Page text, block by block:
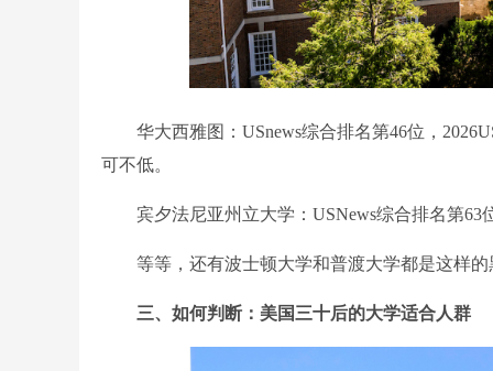
华大西雅图：USnews综合排名第46位，
可不低。
宾夕法尼亚州立大学：USNews综合排名第63
等等，还有波士顿大学和普渡大学都是这样的
三、如何判断：美国三十后的大学适合人群